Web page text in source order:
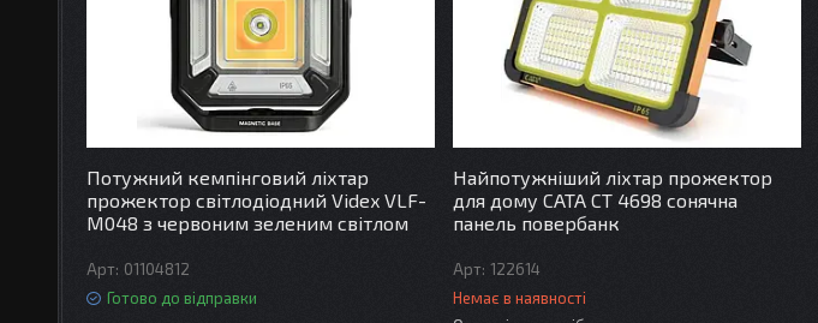
Потужний кемпінговий ліхтар
прожектор світлодіодний Videx VLF-
M048 з червоним зеленим світлом
01104812
Готово до відправки
Найпотужніший ліхтар прожектор
для дому CATA CT 4698 сонячна
панель повербанк
122614
Немає в наявності